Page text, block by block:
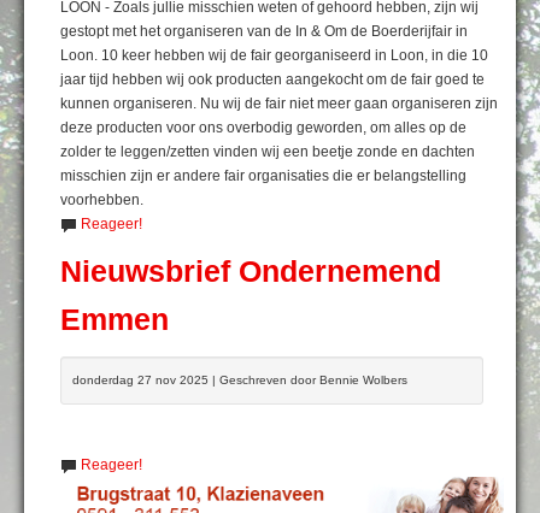
LOON - Zoals jullie misschien weten of gehoord hebben, zijn wij
gestopt met het organiseren van de In & Om de Boerderijfair in
Loon. 10 keer hebben wij de fair georganiseerd in Loon, in die 10
jaar tijd hebben wij ook producten aangekocht om de fair goed te
kunnen organiseren. Nu wij de fair niet meer gaan organiseren zijn
deze producten voor ons overbodig geworden, om alles op de
zolder te leggen/zetten vinden wij een beetje zonde en dachten
misschien zijn er andere fair organisaties die er belangstelling
voorhebben.
Reageer!
Nieuwsbrief Ondernemend
Emmen
donderdag 27 nov 2025 | Geschreven door Bennie Wolbers
Reageer!